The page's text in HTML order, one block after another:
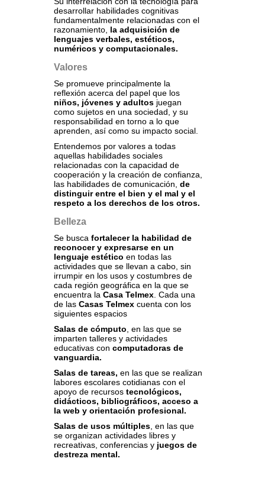
desarrollar habilidades cognitivas
fundamentalmente relacionadas con el
razonamiento, la adquisición de
lenguajes verbales, estéticos,
numéricos y computacionales.
Valores
Se promueve principalmente la
reflexión acerca del papel que los
niños, jóvenes y adultos juegan
como sujetos en una sociedad, y su
responsabilidad en torno a lo que
aprenden, así como su impacto social.
Entendemos por valores a todas
aquellas habilidades sociales
relacionadas con la capacidad de
cooperación y la creación de confianza,
las habilidades de comunicación, de
distinguir entre el bien y el mal y el
respeto a los derechos de los otros.
Belleza
Se busca fortalecer la habilidad de
reconocer y expresarse en un
lenguaje estético en todas las
actividades que se llevan a cabo, sin
irrumpir en los usos y costumbres de
cada región geográfica en la que se
encuentra la Casa Telmex. Cada una
de las Casas Telmex cuenta con los
siguientes espacios
Salas de cómputo, en las que se
imparten talleres y actividades
educativas con computadoras de
vanguardia.
Salas de tareas, en las que se realizan
labores escolares cotidianas con el
apoyo de recursos tecnológicos,
didácticos, bibliográficos, acceso a
la web y orientación profesional.
Salas de usos múltiples, en las que
se organizan actividades libres y
recreativas, conferencias y juegos de
destreza mental.